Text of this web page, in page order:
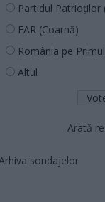
Partidul Patrioților
FAR (Coarnă)
România pe
Altul
Arată
sondajelor